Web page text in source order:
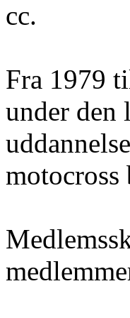
cc.
Fra 1979
under den
motocross